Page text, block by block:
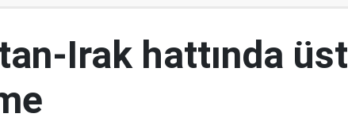
Irak hattında üst